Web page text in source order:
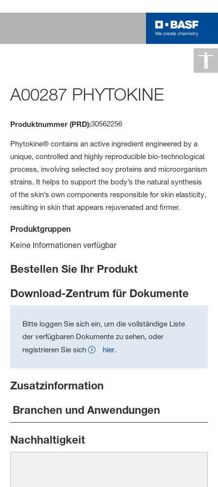
A00287 PHYTOKINE
Produktnummer (PRD):30562256
Phytokine® contains an active ingredient engineered by a
unique, controlled and highly reproducible bio-technological
process, involving selected soy proteins and microorganism
strains. It helps to support the body’s the natural synthesis
of the skin’s own components responsible for skin elasticity,
resulting in skin that appears rejuvenated and firmer.
Produktgruppen
Keine Informationen verfügbar
Bestellen Sie Ihr Produkt
Download-Zentrum für Dokumente
Bitte loggen Sie sich ein, um die vollständige Liste
der verfügbaren Dokumente zu sehen, oder
registrieren Sie sich
hier.
Zusatzinformation
Branchen und Anwendungen
Nachhaltigkeit